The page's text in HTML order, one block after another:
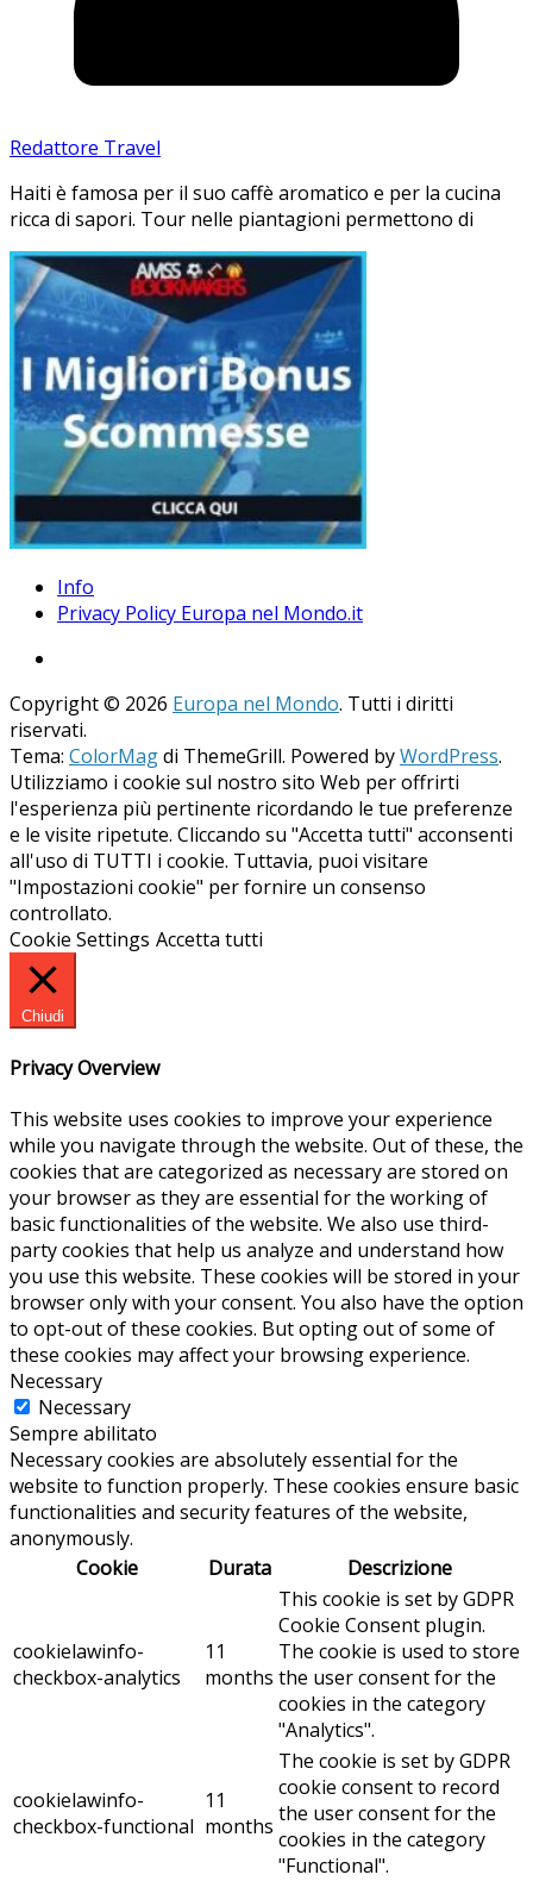
Redattore Travel
Haiti è famosa per il suo caffè aromatico e per la cucina
ricca di sapori. Tour nelle piantagioni permettono di
Info
Privacy Policy Europa nel Mondo.it
Copyright © 2026 Europa nel Mondo. Tutti i diritti
riservati.
Tema: ColorMagdi ThemeGrill. Powered byWordPress.
Utilizziamo i cookie sul nostro sito Web per offrirti
l'esperienza più pertinente ricordando le tue preferenze
e le visite ripetute. Cliccando su "Accetta tutti" acconsenti
all'uso di TUTTI i cookie. Tuttavia, puoi visitare
"Impostazioni cookie" per fornire un consenso
controllato.
Cookie Settings Accetta tutti
Chiudi
Privacy Overview
This website uses cookies to improve your experience
while you navigate through the website. Out of these, the
cookies that are categorized as necessary are stored on
your browser as they are essential for the working of
basic functionalities of the website. We also use third-
party cookies that help us analyze and understand how
you use this website. These cookies will be stored in your
browser only with your consent. You also have the option
to opt-out of these cookies. But opting out of some of
these cookies may affect your browsing experience.
Necessary
Necessary
Sempre abilitato
Necessary cookies are absolutely essential for the
website to function properly. These cookies ensure basic
functionalities and security features of the website,
anonymously.
Cookie
Durata Descrizione
cookielawinfo-
checkbox-analytics
11
months
This cookie is set by GDPR
Cookie Consent plugin.
The cookie is used to store
the user consent for the
cookies in the category
"Analytics".
cookielawinfo-
checkbox-functional
11
months
The cookie is set by GDPR
cookie consent to record
the user consent for the
cookies in the category
"Functional".